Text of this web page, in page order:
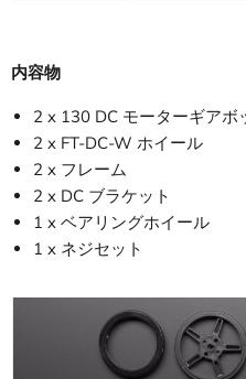
内容物
2 x 130 DC モーターギアボ
2 x FT-DC-W ホイール
2 x フレーム
2 x DC ブラケット
1 x ベアリングホイール
1 x ネジセット